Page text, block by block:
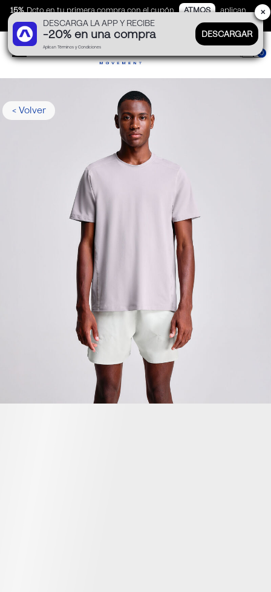
15% Dcto en tu primera compra con el cupón ATMOS
aplican
TyC
0
< Volver
DESCARGA LA APP Y RECIBE
-20% en una compra
Aplican Términos y Condiciones
DESCARGAR
✕